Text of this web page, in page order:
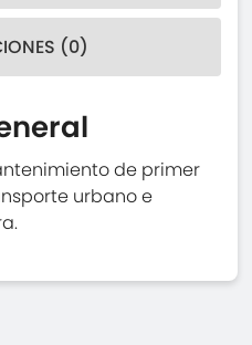
(0)
de primer
urbano e